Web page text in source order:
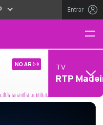
Entrar
NO AR TV
RTP